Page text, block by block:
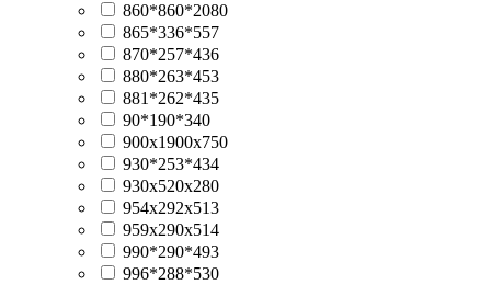
860*860*2080
865*336*557
870*257*436
880*263*453
881*262*435
90*190*340
900х1900х750
930*253*434
930x520x280
954х292х513
959х290х514
990*290*493
996*288*530